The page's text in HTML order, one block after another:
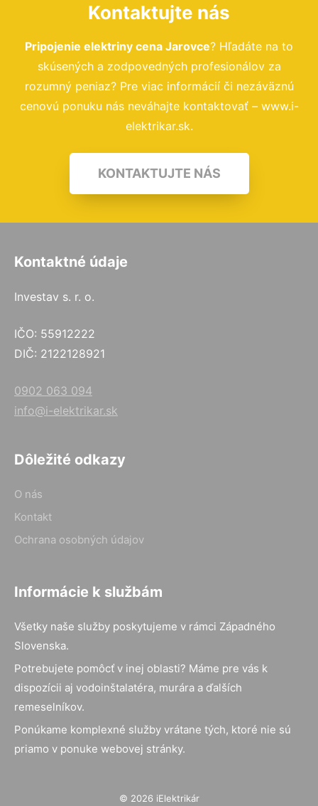
Kontaktujte nás
Pripojenie elektriny cena Jarovce? Hľadáte na to
skúsených a zodpovedných profesionálov za
rozumný peniaz? Pre viac informácií či nezáväznú
cenovú ponuku nás neváhajte kontaktovať – www.i-
elektrikar.sk.
KONTAKTUJTE NÁS
Kontaktné údaje
Investav s. r. o.
IČO: 55912222
DIČ: 2122128921
0902 063 094
info@i-elektrikar.sk
Dôležité odkazy
O nás
Kontakt
Ochrana osobných údajov
Informácie k službám
Všetky naše služby poskytujeme v rámci Západného
Slovenska.
Potrebujete pomôcť v inej oblasti? Máme pre vás k
dispozícii aj vodoinštalatéra, murára a ďalších
remeselníkov.
Ponúkame komplexné služby vrátane tých, ktoré nie sú
priamo v ponuke webovej stránky.
© 2026 iElektrikár